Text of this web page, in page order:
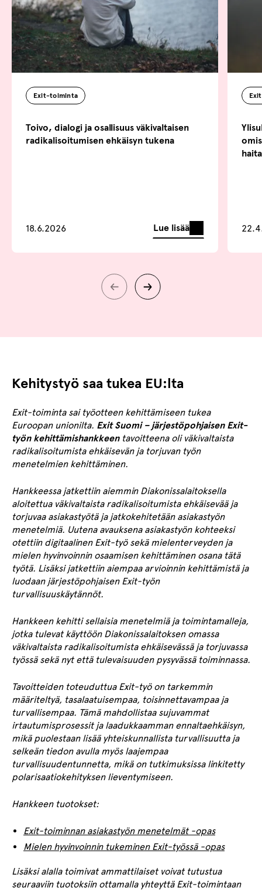
Exit-toiminta
Toivo, dialogi ja osallisuus väkivaltaisen
radikalisoitumisen ehkäisyn tukena
18.6.2026 Lue lisää
Kehitystyö saa tukea EU:lta
Exit-toiminta sai työotteen kehittämiseen tukea
Euroopan unionilta. Exit Suomi – järjestöpohjaisen Exit-
työn kehittämishankkeentavoitteena oli väkivaltaista
radikalisoitumista ehkäisevän ja torjuvan työn
menetelmien kehittäminen.
Hankkeessa jatkettiin aiemmin Diakonissalaitoksella
aloitettua väkivaltaista radikalisoitumista ehkäisevää ja
torjuvaa asiakastyötä ja jatkokehitetään asiakastyön
menetelmiä. Uutena avauksena asiakastyön kohteeksi
otettiin digitaalinen Exit-työ sekä mielenterveyden ja
mielen hyvinvoinnin osaamisen kehittäminen osana tätä
työtä. Lisäksi jatkettiin aiempaa arvioinnin kehittämistä ja
luodaan järjestöpohjaisen Exit-työn
turvallisuuskäytännöt.
Hankkeen kehitti sellaisia menetelmiä ja toimintamalleja,
jotka tulevat käyttöön Diakonissalaitoksen omassa
väkivaltaista radikalisoitumista ehkäisevässä ja torjuvassa
työssä sekä nyt että tulevaisuuden pysyvässä toiminnassa.
Tavoitteiden toteuduttua Exit-työ on tarkemmin
määriteltyä, tasalaatuisempaa, toisinnettavampaa ja
turvallisempaa. Tämä mahdollistaa sujuvammat
irtautumisprosessit ja laadukkaamman ennaltaehkäisyn,
mikä puolestaan lisää yhteiskunnallista turvallisuutta ja
selkeän tiedon avulla myös laajempaa
turvallisuudentunnetta, mikä on tutkimuksissa linkitetty
polarisaatiokehityksen lieventymiseen.
Hankkeen tuotokset:
Exit-toiminnan asiakastyön menetelmät -opas
Mielen hyvinvoinnin tukeminen Exit-työssä -opas
Lisäksi alalla toimivat ammattilaiset voivat tutustua
seuraaviin tuotoksiin ottamalla yhteyttä Exit-toimintaan